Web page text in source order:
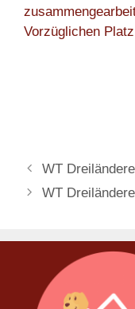
Vorzüglichen
WT
WT